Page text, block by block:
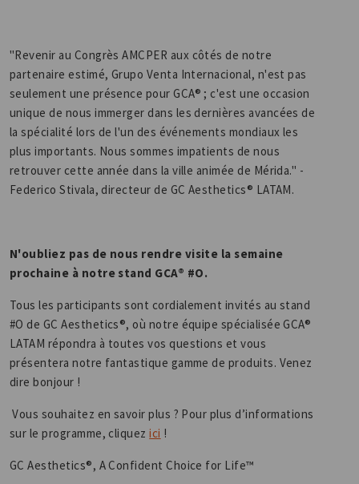
"Revenir au Congrès AMCPER aux côtés de notre
partenaire estimé, Grupo Venta Internacional, n'est pas
seulement une présence pour GCA® ; c'est une occasion
unique de nous immerger dans les dernières avancées de
la spécialité lors de l'un des événements mondiaux les
plus importants. Nous sommes impatients de nous
retrouver cette année dans la ville animée de Mérida." -
Federico Stivala, directeur de GC Aesthetics® LATAM.
N'oubliez pas de nous rendre visite la semaine
prochaine à notre stand GCA® #O.
Tous les participants sont cordialement invités au stand
#O de GC Aesthetics®, où notre équipe spécialisée GCA®
LATAM répondra à toutes vos questions et vous
présentera notre fantastique gamme de produits. Venez
dire bonjour !
Vous souhaitez en savoir plus ? Pour plus d’informations
sur le programme, cliquezici !
GC Aesthetics®, A Confident Choice for Life™